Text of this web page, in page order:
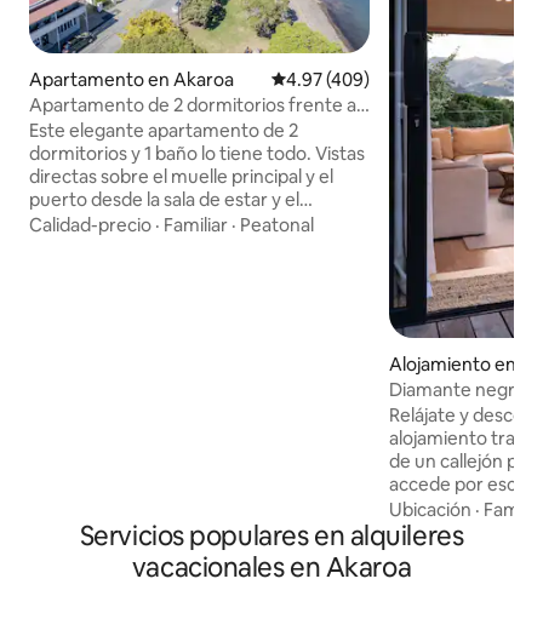
Apartamento en Akaroa Calificación promedio: 4.97 de
4.97 (409)
Apartamento de 2 dormitorios frente al
mar con aparcamiento
Este elegante apartamento de 2
dormitorios y 1 baño lo tiene todo. Vistas
directas sobre el muelle principal y el
puerto desde la sala de estar y el
dormitorio principal. Cafeterías,
tercer piso.
Calidad-precio · Familiar · Peatonal
Alojamiento en
rbour
Diamante negro
Relájate y
alojamiento
de un callejón
accede por
está dividida en
por una cubierta
altos y las
cálido interior
Ubicación ·
Servicios populares en alquileres
vacacionales en Akaroa